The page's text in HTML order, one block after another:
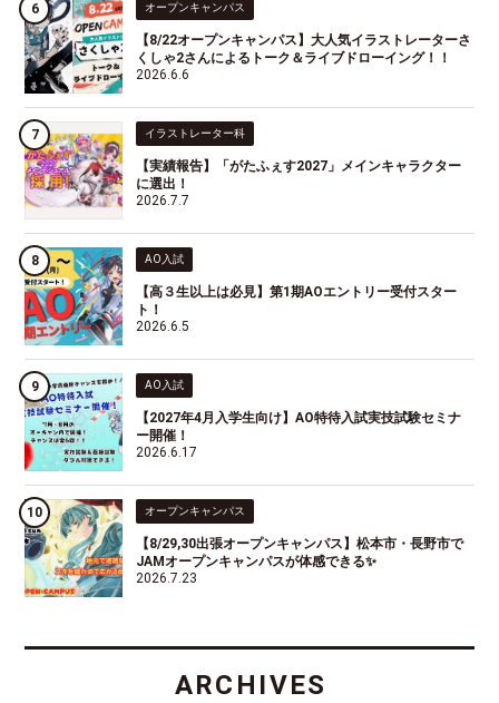
オープンキャンパス
【8/22オープンキャンパス】大人気イラストレーターさ
くしゃ2さんによるトーク＆ライブドローイング！！
2026.6.6
イラストレーター科
【実績報告】「がたふぇす2027」メインキャラクター
に選出！
2026.7.7
AO入試
【高３生以上は必見】第1期AOエントリー受付スター
ト！
2026.6.5
AO入試
【2027年4月入学生向け】AO特待入試実技試験セミナ
ー開催！
2026.6.17
オープンキャンパス
【8/29,30出張オープンキャンパス】松本市・長野市で
JAMオープンキャンパスが体感できる✨
2026.7.23
ARCHIVES